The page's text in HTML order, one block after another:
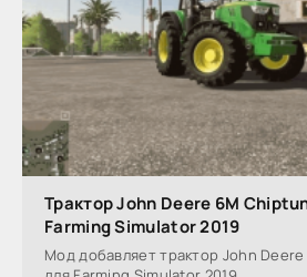
Трактор John Deere 6M
Farming Simulator 2019
Мод добавляет трактор John